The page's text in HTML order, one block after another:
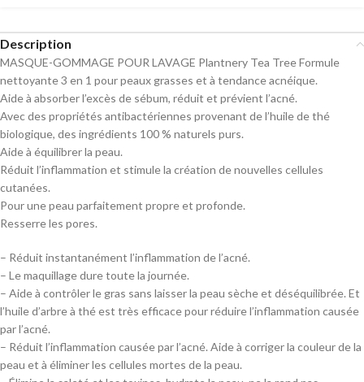
Description
MASQUE-GOMMAGE POUR LAVAGE Plantnery Tea Tree Formule
nettoyante 3 en 1 pour peaux grasses et à tendance acnéique.
Aide à absorber l’excès de sébum, réduit et prévient l’acné.
Avec des propriétés antibactériennes provenant de l’huile de thé
biologique, des ingrédients 100 % naturels purs.
Aide à équilibrer la peau.
Réduit l’inflammation et stimule la création de nouvelles cellules
cutanées.
Pour une peau parfaitement propre et profonde.
Resserre les pores.
– Réduit instantanément l’inflammation de l’acné.
– Le maquillage dure toute la journée.
– Aide à contrôler le gras sans laisser la peau sèche et déséquilibrée. Et
l’huile d’arbre à thé est très efficace pour réduire l’inflammation causée
par l’acné.
– Réduit l’inflammation causée par l’acné. Aide à corriger la couleur de la
peau et à éliminer les cellules mortes de la peau.